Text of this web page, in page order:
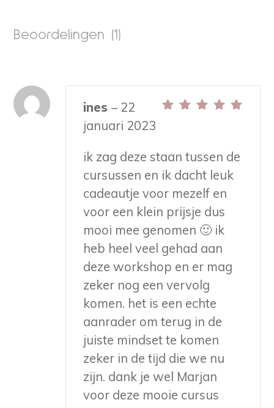
Beoordelingen (1)
ines– 22
januari 2023
ik zag deze staan tussen de
cursussen en ik dacht leuk
cadeautje voor mezelf en
voor een klein prijsje dus
mooi mee genomen 🙂 ik
heb heel veel gehad aan
deze workshop en er mag
zeker nog een vervolg
komen. het is een echte
aanrader om terug in de
juiste mindset te komen
zeker in de tijd die we nu
zijn. dank je wel Marjan
voor deze mooie cursus